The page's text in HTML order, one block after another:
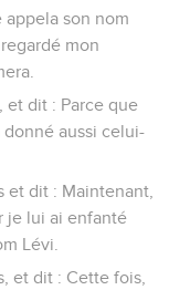
appela son nom
mon
et dit : Parce que
aussi celui-
et dit : Maintenant,
je lui ai enfanté
Lévi.
et dit : Cette fois,